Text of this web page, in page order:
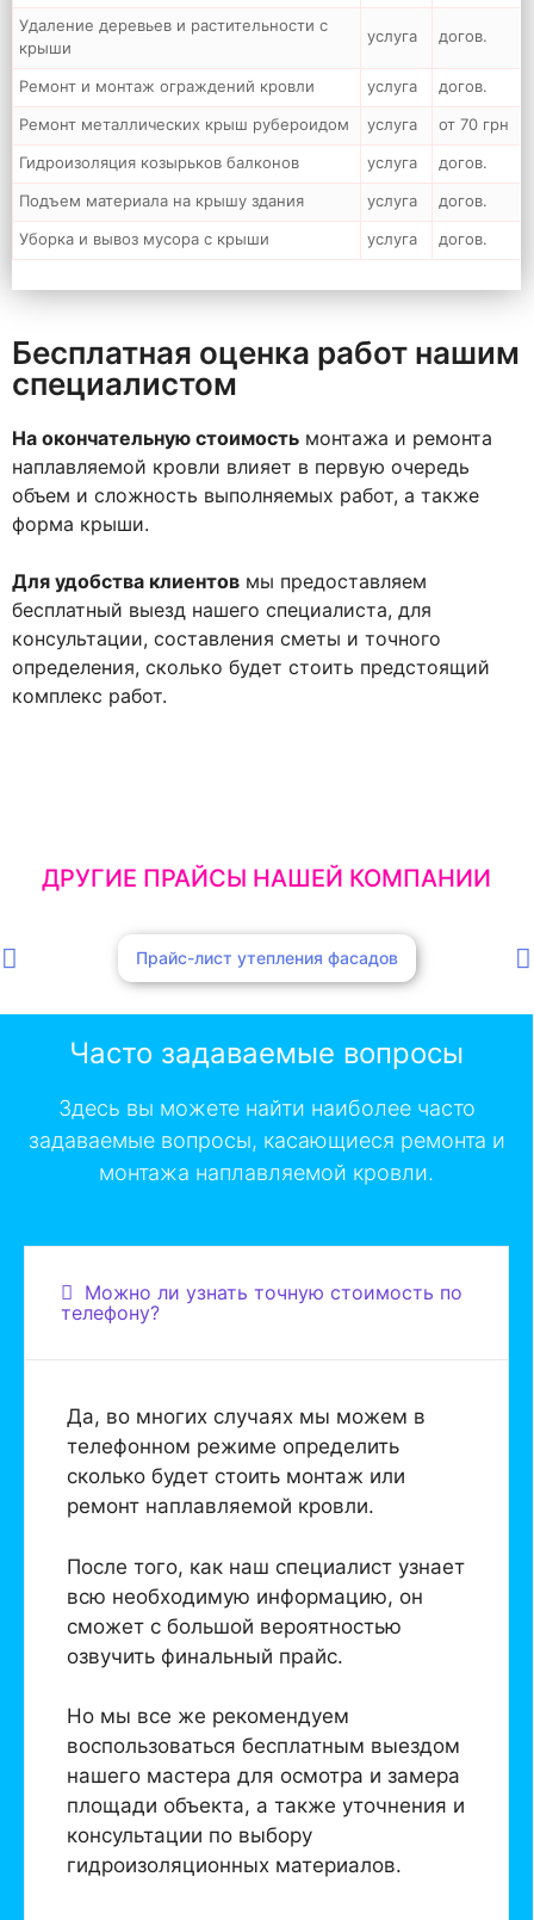
Удаление деревьев и растительности с
крыши
услуга догов.
Ремонт и монтаж ограждений кровли услуга
догов.
Ремонт металлических крыш рубероидом
услуга
от 70 грн
Гидроизоляция козырьков балконов
услуга
догов.
Подъем материала на крышу здания
услуга
догов.
Уборка и вывоз мусора с крыши
услуга догов.
Бесплатная оценка работ нашим
специалистом
На окончательную стоимость монтажа и ремонта
наплавляемой кровли влияет в первую очередь
объем и сложность выполняемых работ, а также
форма крыши.
Для удобства клиентов мы предоставляем
бесплатный выезд нашего специалиста, для
консультации, составления сметы и точного
определения, сколько будет стоить предстоящий
комплекс работ.
ДРУГИЕ ПРАЙСЫ НАШЕЙ КОМПАНИИ
Прайс-лист утепления фасадов
Часто задаваемые вопросы
Здесь вы можете найти наиболее часто
задаваемые вопросы, касающиеся ремонта и
монтажа наплавляемой кровли.
Можно ли узнать точную стоимость по
телефону?
Да, во многих случаях мы можем в
телефонном режиме определить
сколько будет стоить монтаж или
ремонт наплавляемой кровли.
После того, как наш специалист узнает
всю необходимую информацию, он
сможет с большой вероятностью
озвучить финальный прайс.
Но мы все же рекомендуем
воспользоваться бесплатным выездом
нашего мастера для осмотра и замера
площади объекта, а также уточнения и
консультации по выбору
гидроизоляционных материалов.